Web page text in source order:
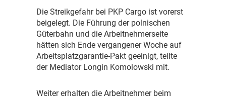
Die Streikgefahr bei PKP Cargo ist vorerst
beigelegt. Die Führung der polnischen
Güterbahn und die Arbeitnehmerseite
hätten sich Ende vergangener Woche auf
Arbeitsplatzgarantie-Pakt geeinigt, teilte
der Mediator Longin Komolowski mit.
Weiter erhalten die Arbeitnehmer beim